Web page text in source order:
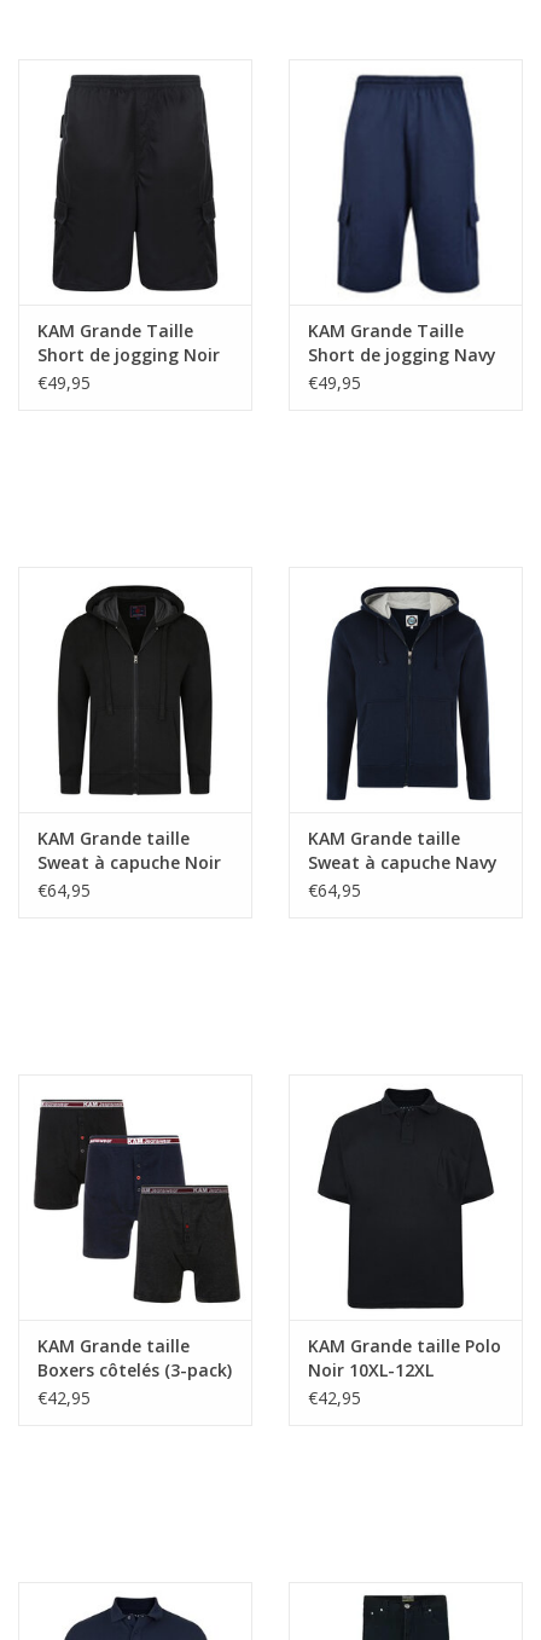
KAM Grande Taille
Short de jogging Noir
10XL-12XL
€49,95
KAM Grande Taille
Short de jogging Navy
10XL-12XL
€49,95
KAM Grande taille
Sweat à capuche Noir
10XL-12XL
€64,95
KAM Grande taille
Sweat à capuche Navy
10XL-12XL
€64,95
KAM Grande taille
Boxers côtelés (3-pack)
10XL - 12XL
€42,95
KAM Grande taille Polo
Noir 10XL-12XL
€42,95